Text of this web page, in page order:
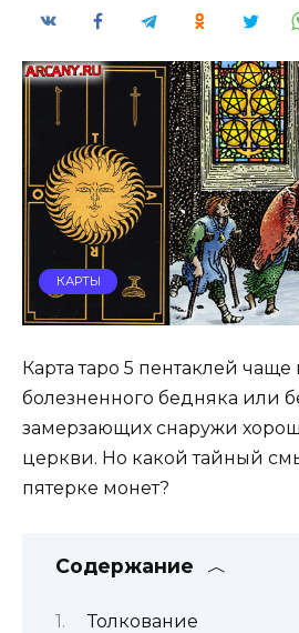
КАРТЫ
Карта таро 5 пентаклей чаще
болезненного бедняка или
замерзающих снаружи
церкви. Но какой тайный
пятерке монет?
Содержание
Толкование